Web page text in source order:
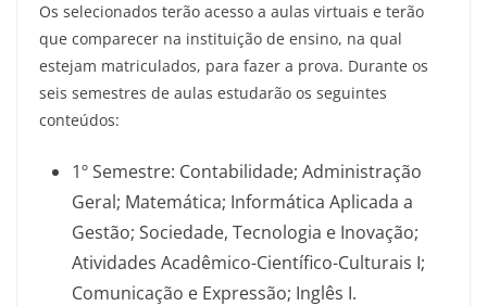
Os selecionados terão acesso a aulas virtuais e terão
que comparecer na instituição de ensino, na qual
estejam matriculados, para fazer a prova. Durante os
seis semestres de aulas estudarão os seguintes
conteúdos:
1º Semestre: Contabilidade; Administração
Geral; Matemática; Informática Aplicada a
Gestão; Sociedade, Tecnologia e Inovação;
Atividades Acadêmico-Científico-Culturais I;
Comunicação e Expressão; Inglês I.